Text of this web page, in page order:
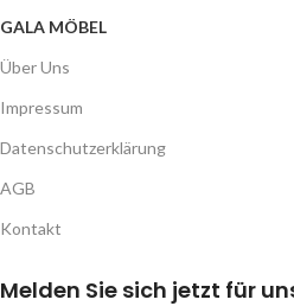
GALA MÖBEL
Über Uns
Impressum
Datenschutzerklärung
AGB
Kontakt
Melden Sie sich jetzt für